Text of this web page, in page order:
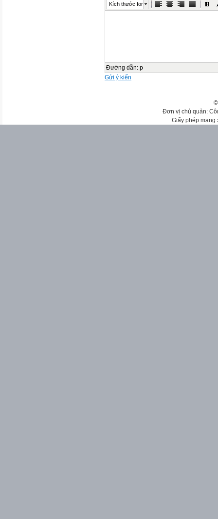
Kích thước font
Đường dẫn: p
Gửi ý kiến
Đơn vị chủ quản:
Giấy phép mạng